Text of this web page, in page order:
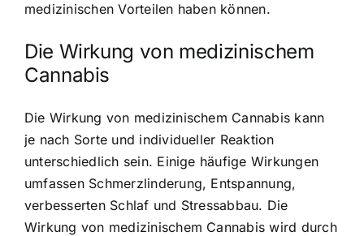
medizinischen Vorteilen haben können.
Die Wirkung von medizinischem
Cannabis
Die Wirkung von medizinischem Cannabis kann
je nach Sorte und individueller Reaktion
unterschiedlich sein. Einige häufige Wirkungen
umfassen Schmerzlinderung, Entspannung,
verbesserten Schlaf und Stressabbau. Die
Wirkung von medizinischem Cannabis wird durch